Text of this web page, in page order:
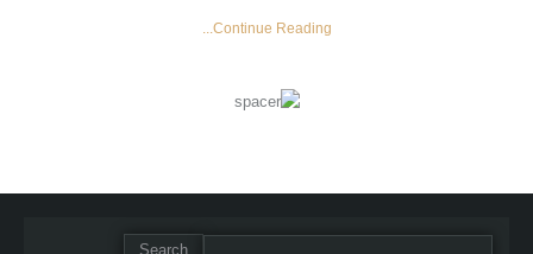
Continue Reading...